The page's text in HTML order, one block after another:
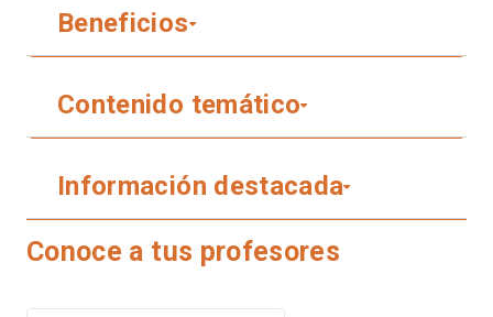
Beneficios
Contenido temático
Información destacada
Conoce a tus profesores